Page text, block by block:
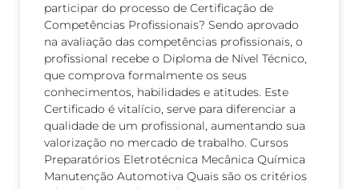
participar do processo de Certificação de
Competências Profissionais? Sendo aprovado
na avaliação das competências profissionais, o
profissional recebe o Diploma de Nível Técnico,
que comprova formalmente os seus
conhecimentos, habilidades e atitudes. Este
Certificado é vitalício, serve para diferenciar a
qualidade de um profissional, aumentando sua
valorização no mercado de trabalho. Cursos
Preparatórios Eletrotécnica Mecânica Química
Manutenção Automotiva Quais são os critérios